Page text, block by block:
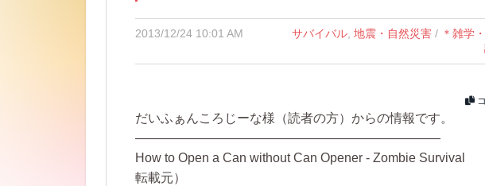
2013/12/24 10:01 AM サバイバル, 地震・自然災害/ ＊雑学
だいふぁんころじーな様（読者の方）からの情報です。
————————————————————————
How to Open a Can without Can Opener - Zombie Survival
転載元）